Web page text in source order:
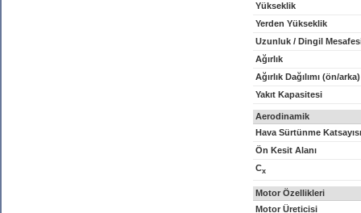
Yükseklik
Yerden Yükseklik
Uzunluk / Dingil
Ağırlık
Ağırlık Dağılımı (ön/arka)
Yakıt Kapasitesi
Aerodinamik
Hava Sürtünme Katsayısı
Ön Kesit Alanı
Cx
Motor Özellikleri
Motor Üreticisi